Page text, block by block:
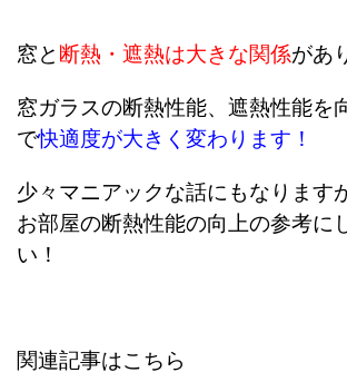
窓と 断熱・遮熱は大きな関係があ
窓ガラスの断熱性能、遮熱性能を
で快適度が大きく変わります！
少々マニアックな話にもなります
お部屋の断熱性能の向上の参考に
い！
関連記事はこちら